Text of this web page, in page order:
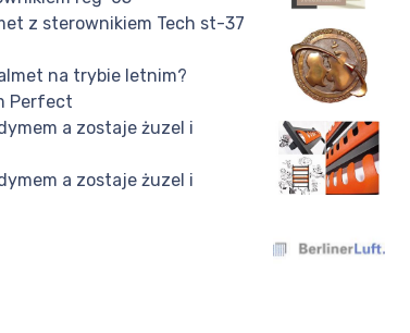
z sterownikiem Tech st-37
na trybie letnim?
Perfect
a zostaje żuzel i
a zostaje żuzel i